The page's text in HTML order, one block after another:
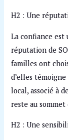
H2 : Une
La confiance
réputation de
familles ont
d’elles
local, associé à
reste au sommet
H2 : Une